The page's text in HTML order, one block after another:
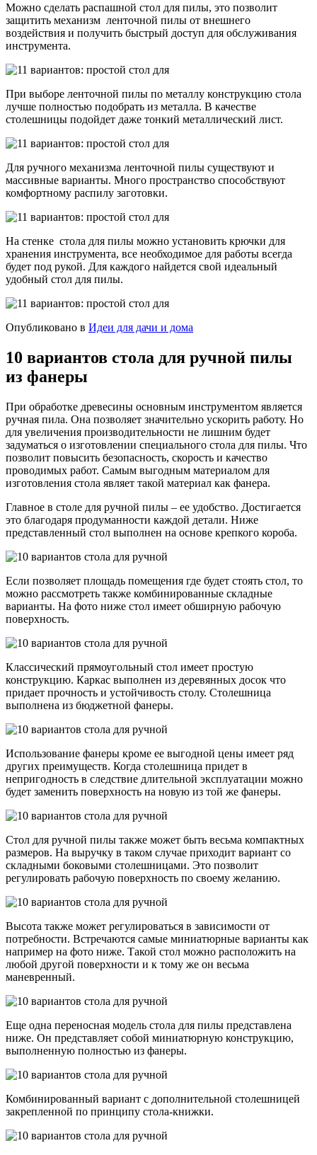
Можно сделать распашной стол для пилы, это позволит
защитить механизм ленточной пилы от внешнего
воздействия и получить быстрый доступ для обслуживания
инструмента.
При выборе ленточной пилы по металлу конструкцию стола
лучше полностью подобрать из металла. В качестве
столешницы подойдет даже тонкий металлический лист.
Для ручного механизма ленточной пилы существуют и
массивные варианты. Много пространство способствуют
комфортному распилу заготовки.
На стенке стола для пилы можно установить крючки для
хранения инструмента, все необходимое для работы всегда
будет под рукой. Для каждого найдется свой идеальный
удобный стол для пилы.
Опубликовано в Идеи для дачи и дома
10 вариантов стола для ручной пилы
из фанеры
При обработке древесины основным инструментом является
ручная пила. Она позволяет значительно ускорить работу. Но
для увеличения производительности не лишним будет
задуматься о изготовлении специального стола для пилы. Что
позволит повысить безопасность, скорость и качество
проводимых работ. Самым выгодным материалом для
изготовления стола являет такой материал как фанера.
Главное в столе для ручной пилы – ее удобство. Достигается
это благодаря продуманности каждой детали. Ниже
представленный стол выполнен на основе крепкого короба.
Если позволяет площадь помещения где будет стоять стол, то
можно рассмотреть также комбинированные складные
варианты. На фото ниже стол имеет обширную рабочую
поверхность.
Классический прямоугольный стол имеет простую
конструкцию. Каркас выполнен из деревянных досок что
придает прочность и устойчивость столу. Столешница
выполнена из бюджетной фанеры.
Использование фанеры кроме ее выгодной цены имеет ряд
других преимуществ. Когда столешница придет в
непригодность в следствие длительной эксплуатации можно
будет заменить поверхность на новую из той же фанеры.
Стол для ручной пилы также может быть весьма компактных
размеров. На выручку в таком случае приходит вариант со
складными боковыми столешницами. Это позволит
регулировать рабочую поверхность по своему желанию.
Высота также может регулироваться в зависимости от
потребности. Встречаются самые миниатюрные варианты как
например на фото ниже. Такой стол можно расположить на
любой другой поверхности и к тому же он весьма
маневренный.
Еще одна переносная модель стола для пилы представлена
ниже. Он представляет собой миниатюрную конструкцию,
выполненную полностью из фанеры.
Комбинированный вариант с дополнительной столешницей
закрепленной по принципу стола-книжки.